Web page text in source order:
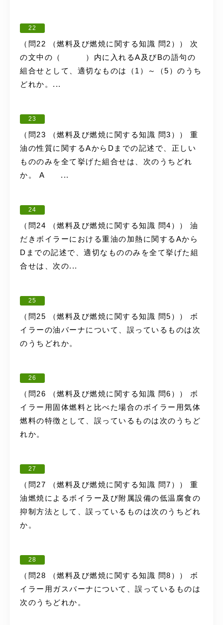
22
（問22 （燃料及び燃焼に関する知識 問2）） 次
の文中の（ ）内に入れるA及びBの語句の
組合せとして、適切なものは（1）～（5）のうち
どれか。...
23
（問23 （燃料及び燃焼に関する知識 問3）） 重
油の性質に関するAからDまでの記述で、正しい
もののみを全て挙げた組合せは、次のうちどれ
か。 A ...
24
（問24 （燃料及び燃焼に関する知識 問4）） 油
だきボイラーにおける重油の加熱に関するAから
Dまでの記述で、適切なもののみを全て挙げた組
合せは、次の...
25
（問25 （燃料及び燃焼に関する知識 問5）） ボ
イラーの油バーナについて、誤っているものは次
のうちどれか。
26
（問26 （燃料及び燃焼に関する知識 問6）） ボ
イラー用固体燃料と比べた場合のボイラー用気体
燃料の特徴として、誤っているものは次のうちど
れか。
27
（問27 （燃料及び燃焼に関する知識 問7）） 重
油燃焼によるボイラー及び附属設備の低温腐食の
抑制方法として、誤っているものは次のうちどれ
か。
28
（問28 （燃料及び燃焼に関する知識 問8）） ボ
イラー用ガスバーナについて、誤っているものは
次のうちどれか。